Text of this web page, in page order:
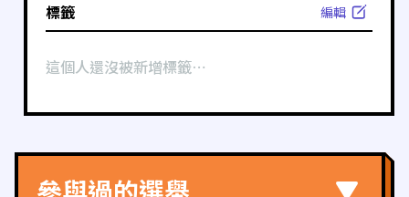
標籤 編輯
這個人還沒被新增標籤⋯